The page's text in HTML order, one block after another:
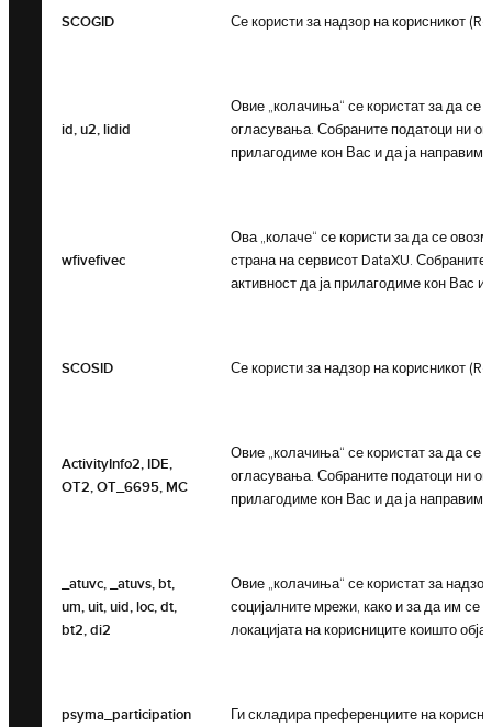
SCOGID Се користи за надзор на корисникот
id, u2, lidid
Овие „колачиња“ се користат за да
огласувања. Собраните податоци ни
прилагодиме кон Вас и да ја
wfivefivec
Ова „колаче“ се користи за да се
страна на сервисот DataXU.
активност да ја прилагодиме кон Вас
SCOSID Се користи за надзор на корисникот
ActivityInfo2, IDE,
OT2, OT_6695, MC
Овие „колачиња“ се користат за да
огласувања. Собраните податоци ни
прилагодиме кон Вас и да ја
_atuvc, _atuvs, bt,
um, uit, uid, loc, dt,
bt2, di2
Овие „колачиња“ се користат за
социјалните мрежи, како и за да им се
локацијата на корисниците коишто
psyma_participation Ги складира преференциите на